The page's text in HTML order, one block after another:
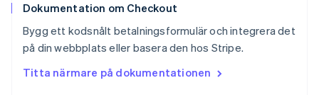
Dokumentation om Checkout
Bygg ett kodsnålt betalningsformulär och integrera det
på din webbplats eller basera den hos Stripe.
Titta närmare på dokumentationen
Sverige
Thailand
ไทยEnglish
English